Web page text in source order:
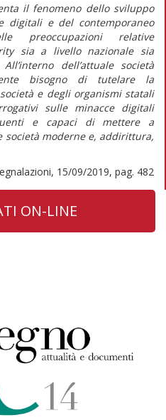
il fenomeno dello sviluppo
digitali e del contemporaneo
preoccupazioni relative
sia a livello nazionale sia
dell’attuale società
bisogno di tutelare la
e degli organismi statali
sulle minacce digitali
e capaci di mettere a
moderne e, addirittura,
15/09/2019, pag. 482
ON-LINE